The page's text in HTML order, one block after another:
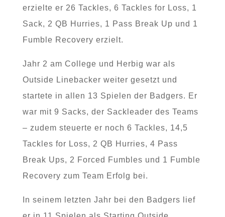
erzielte er 26 Tackles, 6 Tackles for Loss, 1
Sack, 2 QB Hurries, 1 Pass Break Up und 1
Fumble Recovery erzielt.
Jahr 2 am College und Herbig war als
Outside Linebacker weiter gesetzt und
startete in allen 13 Spielen der Badgers. Er
war mit 9 Sacks, der Sackleader des Teams
– zudem steuerte er noch 6 Tackles, 14,5
Tackles for Loss, 2 QB Hurries, 4 Pass
Break Ups, 2 Forced Fumbles und 1 Fumble
Recovery zum Team Erfolg bei.
In seinem letzten Jahr bei den Badgers lief